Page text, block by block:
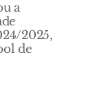
a
2025,
de